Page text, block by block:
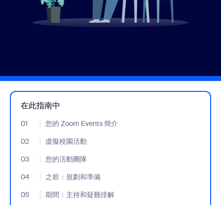
在此指南中
01 您的 Zoom Events 簡介
- Jumplink to 您的 Zoom Events 簡介
02
虛擬校園活動
- Jumplink to 虛擬校園活動
03
您的活動團隊
- Jumplink to 您的活動團隊
04
之前：規劃和準備
- Jumplink to 之前：規劃和準備
05
期間：主持和疑難排解
- Jumplink to 期間：主持和疑難排解